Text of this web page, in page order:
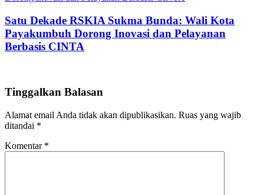
Satu Dekade RSKIA Sukma Bunda: Wali Kota
Payakumbuh Dorong Inovasi dan Pelayanan
Berbasis CINTA
Tinggalkan Balasan
Alamat email Anda tidak akan dipublikasikan. Ruas yang wajib
ditandai *
Komentar *